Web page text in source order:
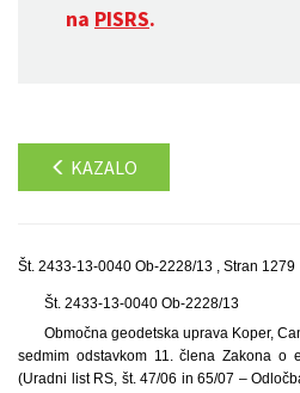
na PISRS.
KAZALO
Št. 2433-13-0040 Ob-2228/13 , Stran 1279
Št. 2433-13-0040 Ob-2228/13
Območna geodetska uprava Koper,
sedmim odstavkom 11. člena Zakona o
(Uradni list RS, št. 47/06 in 65/07 –